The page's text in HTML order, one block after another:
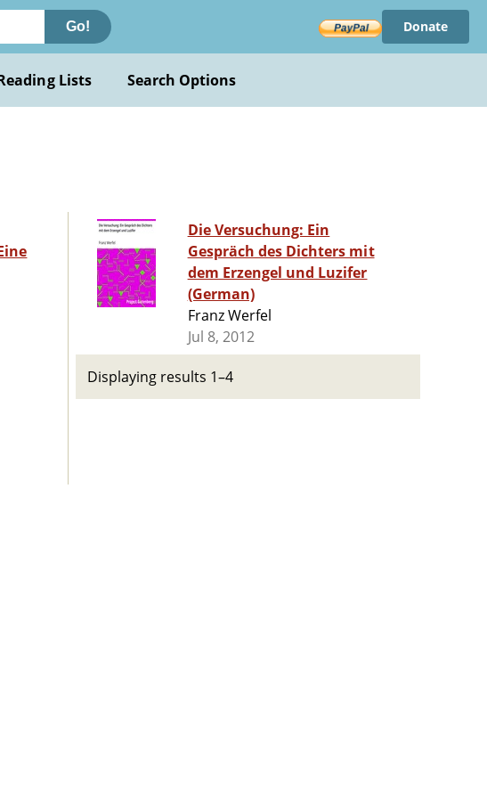
Go! Donate
Lists Search Options
Die Versuchung: Ein
Gespräch des Dichters mit
dem Erzengel und Luzifer
(German)
Franz Werfel
Jul 8, 2012
Displaying results 1–4